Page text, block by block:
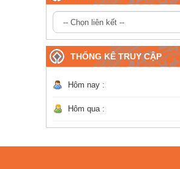
THỐNG KÊ TRUY CẬP
Hôm nay :
Hôm qua :